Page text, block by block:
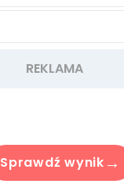
Sprawdź wynik →